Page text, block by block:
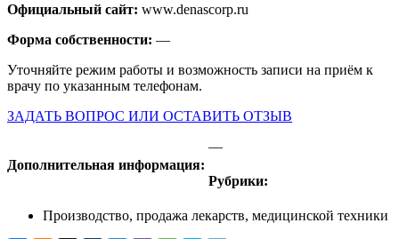
Официальный сайт: www.denascorp.ru
Форма собственности: —
Уточняйте режим работы и возможность записи на приём к
врачу по указанным телефонам.
ЗАДАТЬ ВОПРОС ИЛИ ОСТАВИТЬ ОТЗЫВ
Дополнительная информация:
—
Рубрики:
Производство, продажа лекарств, медицинской техники